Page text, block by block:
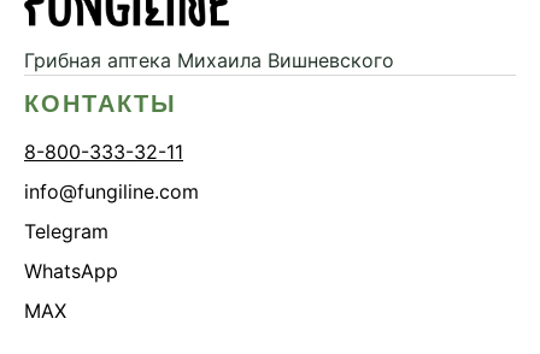
Грибная аптека Михаила Вишневского
КОНТАКТЫ
8-800-333-32-11
info@fungiline.com
Telegram
WhatsApp
MAX